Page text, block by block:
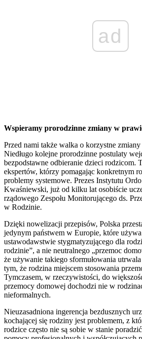
ad
Wspieramy prorodzinne zmiany w
Przed nami także walka o korzystne
Niedługo kolejne prorodzinne postulaty
bezpodstawne odbieranie dzieci rodzicom.
ekspertów, którzy pomagając konkretnym
problemy systemowe. Prezes Instytutu
Kwaśniewski, już od kilku lat osobiście
rządowego Zespołu Monitorującego ds.
w Rodzinie.
Dzięki nowelizacji przepisów, Polska
jedynym państwem w Europie, które
ustawodawstwie stygmatyzującego dla
rodzinie”, a nie neutralnego „przemoc
że używanie takiego sformułowania
tym, że rodzina miejscem stosowania
Tymczasem, w rzeczywistości, do
przemocy domowej dochodzi nie w
nieformalnych.
Nieuzasadniona ingerencja bezdusznych
kochającej się rodziny jest problemem, z
rodzice często nie są sobie w stanie